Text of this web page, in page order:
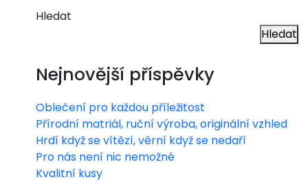
Hledat
Hledat
Nejnovější příspěvky
Oblečení pro každou příležitost
Přírodní matriál, ruční výroba, originální vzhled
Hrdí když se vítězí, věrní když se nedaří
Pro nás není nic nemožné
Kvalitní kusy